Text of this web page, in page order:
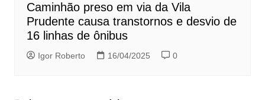
Caminhão preso em via da Vila
Prudente causa transtornos e desvio de
16 linhas de ônibus
Igor Roberto 16/04/2025 0